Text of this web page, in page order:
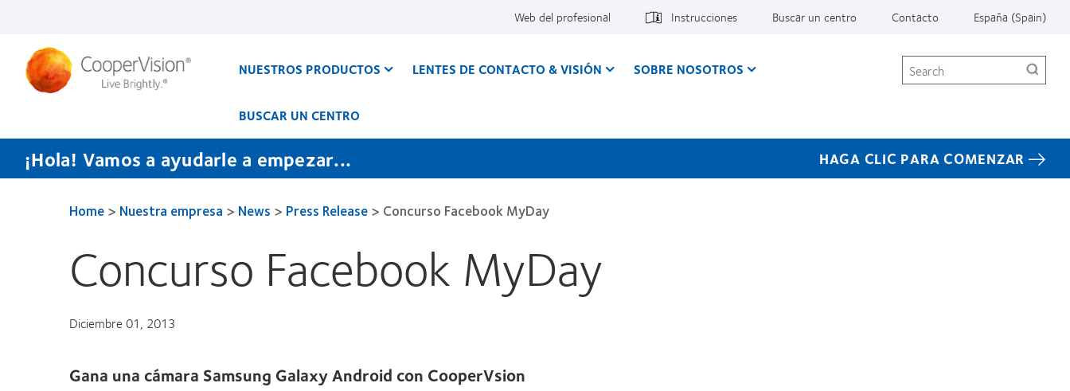
principal
Web del profesional Instrucciones Buscar un centro Contacto España (Spain)
NUESTROS PRODUCTOS LENTES DE CONTACTO & VISIÓN SOBRE NOSOTROS
BUSCAR UN CENTRO
Search
¡Hola! Vamos a ayudarle a empezar... HAGA CLIC PARA COMENZAR
Home> Nuestra empresa > News > Press Release> Concurso Facebook MyDay
Concurso Facebook MyDay
Diciembre 01, 2013
Gana una cámara Samsung Galaxy Android con CooperVsion